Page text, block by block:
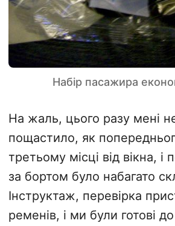
Набір пасажира
На жаль, цього разу мені
пощастило, як
третьому місці від вікна,
за бортом було набагато
Інструктаж, перевірка
ременів, і ми були готові